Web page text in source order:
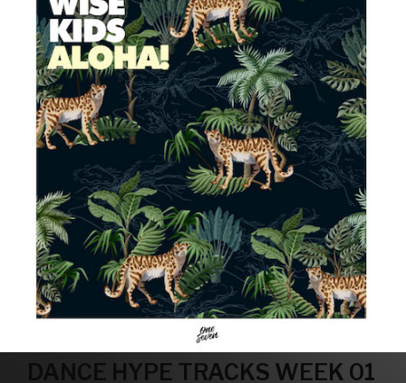
DANCE HYPE TRACKS WEEK 01